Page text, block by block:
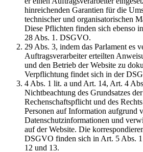
hinreichenden Garantien für die
technischer und organisatorischen
Diese Pflichten finden sich ebenso
28 Abs. 1. DSGVO.
29 Abs. 3, indem das Parlament es
Auftragsverarbeiter erteilten
und den Betrieb der Website zu
Verpflichtung findet sich in der
4 Abs. 1 lit. a und Art. 14, Art. 4
Nichtbeachtung des Grundsatzes
Rechenschaftspflicht und des
Personen auf Information aufgrund
Datenschutzinformationen und
auf der Website. Die
DSGVO finden sich in Art. 5 Abs.
12 und 13.